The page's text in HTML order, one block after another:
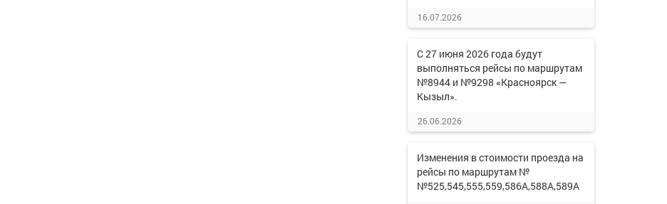
16.07.2026
С 27 июня 2026 года будут
выполняться рейсы по маршрутам
№8944 и №9298 «Красноярск —
Кызыл».
26.06.2026
Изменения в стоимости проезда на
рейсы по маршрутам №
№525,545,555,559,586А,588А,589А